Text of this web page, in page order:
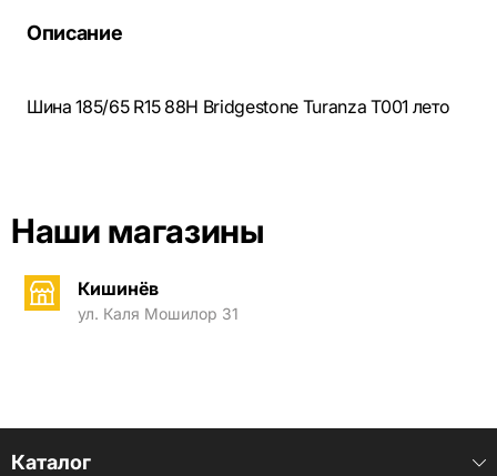
Описание
Шина 185/65 R15 88H Bridgestone Turanza T001 лето
Наши магазины
Кишинёв
ул. Каля Мошилор 31
Каталог